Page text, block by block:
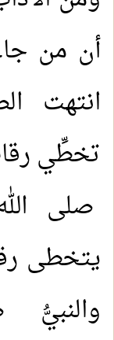
أن من
انتهت
تخطِّي
صلى
يتخطى
والنبيُّ